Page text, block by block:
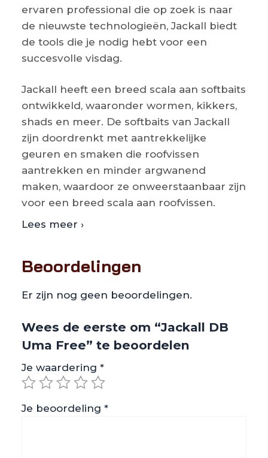
ervaren professional die op zoek is naar
de nieuwste technologieën, Jackall biedt
de tools die je nodig hebt voor een
succesvolle visdag.
Jackall heeft een breed scala aan softbaits
ontwikkeld, waaronder wormen, kikkers,
shads en meer. De softbaits van Jackall
zijn doordrenkt met aantrekkelijke
geuren en smaken die roofvissen
aantrekken en minder argwanend
maken, waardoor ze onweerstaanbaar zijn
voor een breed scala aan roofvissen.
Lees meer ›
Beoordelingen
Er zijn nog geen beoordelingen.
Wees de eerste om “Jackall DB
Uma Free” te beoordelen
Je waardering *
Je beoordeling *